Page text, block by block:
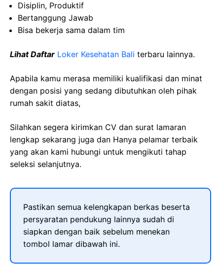
Disiplin, Produktif
Bertanggung Jawab
Bisa bekerja sama dalam tim
Lihat Daftar Loker Kesehatan Bali terbaru lainnya.
Apabila kamu merasa memiliki kualifikasi dan minat
dengan posisi yang sedang dibutuhkan oleh pihak
rumah sakit diatas,
Silahkan segera kirimkan CV dan surat lamaran
lengkap sekarang juga dan Hanya pelamar terbaik
yang akan kami hubungi untuk mengikuti tahap
seleksi selanjutnya.
Pastikan semua kelengkapan berkas beserta
persyaratan pendukung lainnya sudah di
siapkan dengan baik sebelum menekan
tombol lamar dibawah ini.